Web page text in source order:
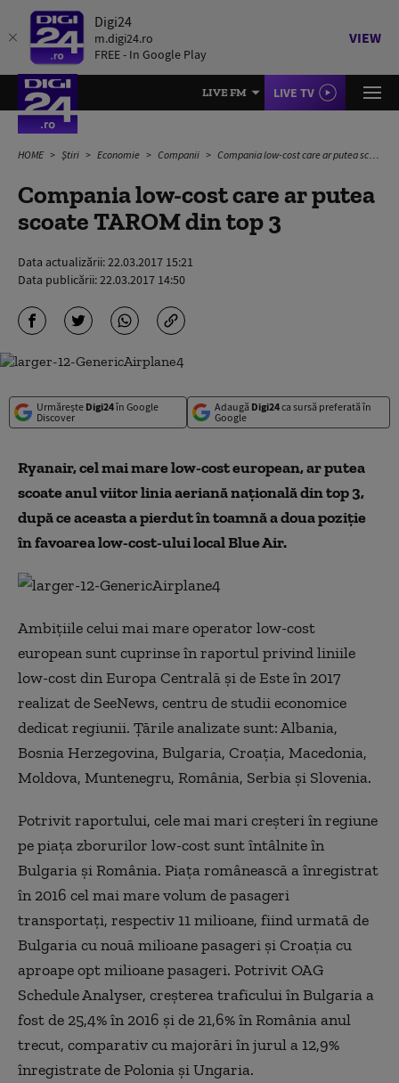
Digi24
m.digi24.ro
FREE - In Google Play
VIEW
LIVE FM LIVE TV
HOME Știri Economie Companii Compania low-cost care ar putea scoate TAROM din top 3
Compania low-cost care ar putea
scoate TAROM din top 3
Data actualizării:22.03.2017 15:21
Data publicării:22.03.2017 14:50
Urmărește Digi24în Google
Discover
Adaugă Digi24ca sursă preferată în
Google
Ryanair, cel mai mare low-cost european, ar putea
scoate anul viitor linia aeriană națională din top 3,
după ce aceasta a pierdut în toamnă a doua poziție
în favoarea low-cost-ului local Blue Air.
Ambițiile celui mai mare operator low-cost
european sunt cuprinse în raportul privind liniile
low-cost din Europa Centrală și de Este în 2017
realizat de SeeNews, centru de studii economice
dedicat regiunii. Țările analizate sunt: Albania,
Bosnia Herzegovina, Bulgaria, Croația, Macedonia,
Moldova, Muntenegru, România, Serbia și Slovenia.
Potrivit raportului, cele mai mari creșteri în regiune
pe piața zborurilor low-cost sunt întâlnite în
Bulgaria și România. Piața românească a înregistrat
în 2016 cel mai mare volum de pasageri
transportați, respectiv 11 milioane, fiind urmată de
Bulgaria cu nouă milioane pasageri și Croația cu
aproape opt milioane pasageri. Potrivit OAG
Schedule Analyser, creșterea traficului în Bulgaria a
fost de 25,4% în 2016 și de 21,6% în România anul
trecut, comparativ cu majorări în jurul a 12,9%
înregistrate de Polonia și Ungaria.